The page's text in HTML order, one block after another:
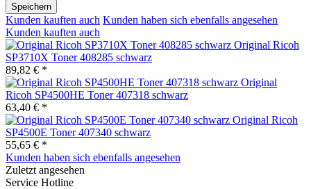
Speichern
Kunden kauften auch Kunden haben sich ebenfalls angesehen
Kunden kauften auch
Original Ricoh
SP3710X Toner 408285 schwarz
89,82 € *
Original
Ricoh SP4500HE Toner 407318 schwarz
63,40 € *
Original Ricoh
SP4500E Toner 407340 schwarz
55,65 € *
Kunden haben sich ebenfalls angesehen
Zuletzt angesehen
Service Hotline